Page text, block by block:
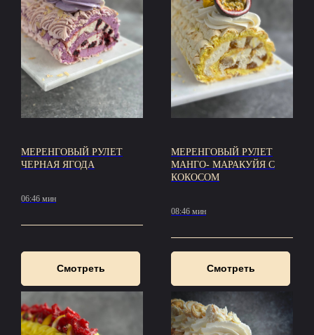
МЕРЕНГОВЫЙ РУЛЕТ
ЧЕРНАЯ ЯГОДА
06:46 мин
Смотреть
МЕРЕНГОВЫЙ РУЛЕТ
МАНГО- МАРАКУЙЯ С
КОКОСОМ
08:46 мин
Смотреть